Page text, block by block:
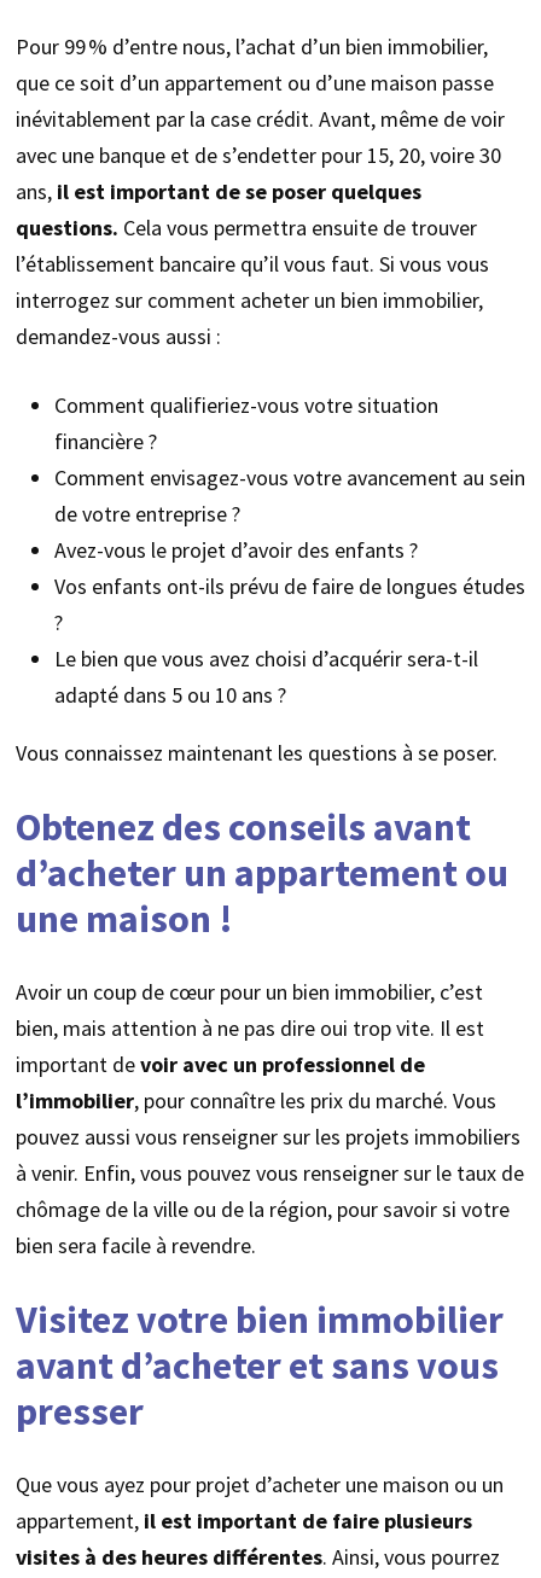
Pour 99 % d’entre nous, l’achat d’un bien immobilier,
que ce soit d’un appartement ou d’une maison passe
inévitablement par la case crédit. Avant, même de voir
avec une banque et de s’endetter pour 15, 20, voire 30
ans, il est important de se poser quelques
questions. Cela vous permettra ensuite de trouver
l’établissement bancaire qu’il vous faut. Si vous vous
interrogez sur comment acheter un bien immobilier,
demandez-vous aussi :
Comment qualifieriez-vous votre situation
financière ?
Comment envisagez-vous votre avancement au sein
de votre entreprise ?
Avez-vous le projet d’avoir des enfants ?
Vos enfants ont-ils prévu de faire de longues études
?
Le bien que vous avez choisi d’acquérir sera-t-il
adapté dans 5 ou 10 ans ?
Vous connaissez maintenant les questions à se poser.
Obtenez des conseils avant
d’acheter un appartement ou
une maison !
Avoir un coup de cœur pour un bien immobilier, c’est
bien, mais attention à ne pas dire oui trop vite. Il est
important devoir avec un professionnel de
l’immobilier, pour connaître les prix du marché. Vous
pouvez aussi vous renseigner sur les projets immobiliers
à venir. Enfin, vous pouvez vous renseigner sur le taux de
chômage de la ville ou de la région, pour savoir si votre
bien sera facile à revendre.
Visitez votre bien immobilier
avant d’acheter et sans vous
presser
Que vous ayez pour projet d’acheter une maison ou un
appartement, il est important de faire plusieurs
visites à des heures différentes. Ainsi, vous pourrez